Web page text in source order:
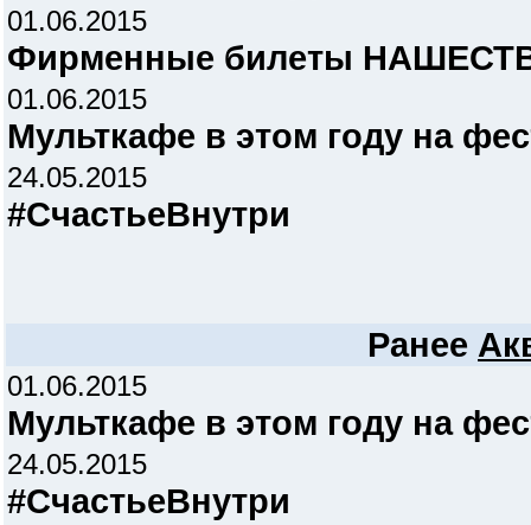
01.06.2015
Фирменные билеты
01.06.2015
Мульткафе в этом году на
24.05.2015
#СчастьеВнутри
Ранее
01.06.2015
Мульткафе в этом году на
24.05.2015
#СчастьеВнутри